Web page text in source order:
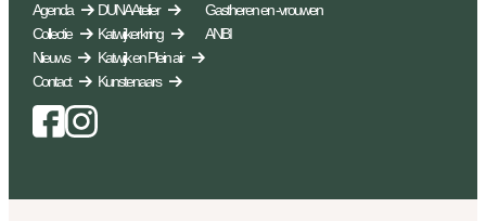
Agenda
Collectie
Nieuws
Contact
Facebook Instagram
DUNA Atelier
Katwijkerkring
Katwijk en Plein air
Kunstenaars
Gastheren en -vrouwen
ANBI